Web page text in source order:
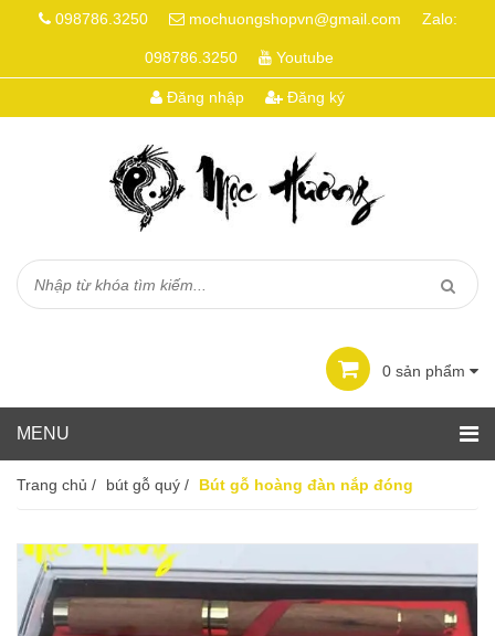
098786.3250 mochuongshopvn@gmail.com Zalo:
098786.3250 Youtube
Đăng nhập Đăng ký
0 sản phẩm
Trang chủ / bút gỗ quý / Bút gỗ hoàng đàn nắp đóng